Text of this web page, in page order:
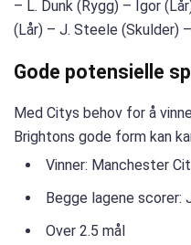
– L. Dunk (Rygg) – Igor
(Lår) – J. Steele (Skulder) –
Gode ​​potensielle
Med Citys behov for å
Brightons gode form kan
Vinner: Manchester
Begge lagene scorer:
Over 2.5 mål